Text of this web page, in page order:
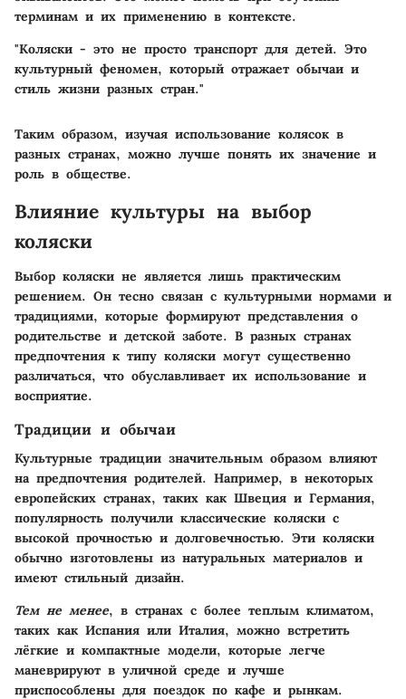
терминам и их применению в контексте.
"Коляски - это не просто транспорт для детей. Это
культурный феномен, который отражает обычаи и
стиль жизни разных стран."
Таким образом, изучая использование колясок в
разных странах, можно лучше понять их значение и
роль в обществе.
Влияние культуры на выбор
коляски
Выбор коляски не является лишь практическим
решением. Он тесно связан с культурными нормами и
традициями, которые формируют представления о
родительстве и детской заботе. В разных странах
предпочтения к типу коляски могут существенно
различаться, что обуславливает их использование и
восприятие.
Традиции и обычаи
Культурные традиции значительным образом влияют
на предпочтения родителей. Например, в некоторых
европейских странах, таких как Швеция и Германия,
популярность получили классические коляски с
высокой прочностью и долговечностью. Эти коляски
обычно изготовлены из натуральных материалов и
имеют стильный дизайн.
Тем не менее, в странах с более теплым климатом,
таких как Испания или Италия, можно встретить
лёгкие и компактные модели, которые легче
маневрируют в уличной среде и лучше
приспособлены для поездок по кафе и рынкам.